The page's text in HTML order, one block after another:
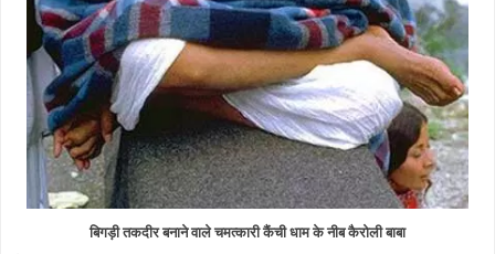
बिगड़ी तकदीर बनाने वाले चमत्कारी कैंची धाम के नीब कैरोली बाबा